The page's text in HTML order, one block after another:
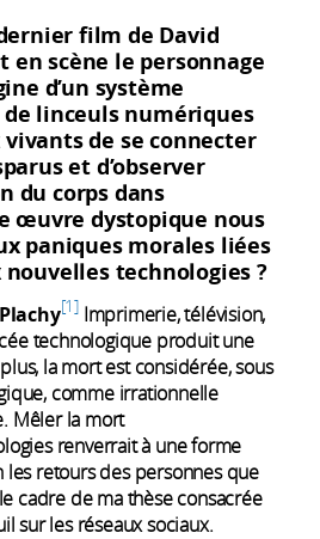
film de David
en scène le personnage
d’un système
linceuls numériques
de se connecter
et d’observer
du corps dans
œuvre dystopique nous
paniques morales liées
technologies ?
1 Imprimerie, télévision,
technologique produit une
la mort est considérée, sous
comme irrationnelle
Mêler la mort
renverrait à une forme
les retours des personnes que
cadre de ma thèse consacrée
sur les réseaux sociaux.